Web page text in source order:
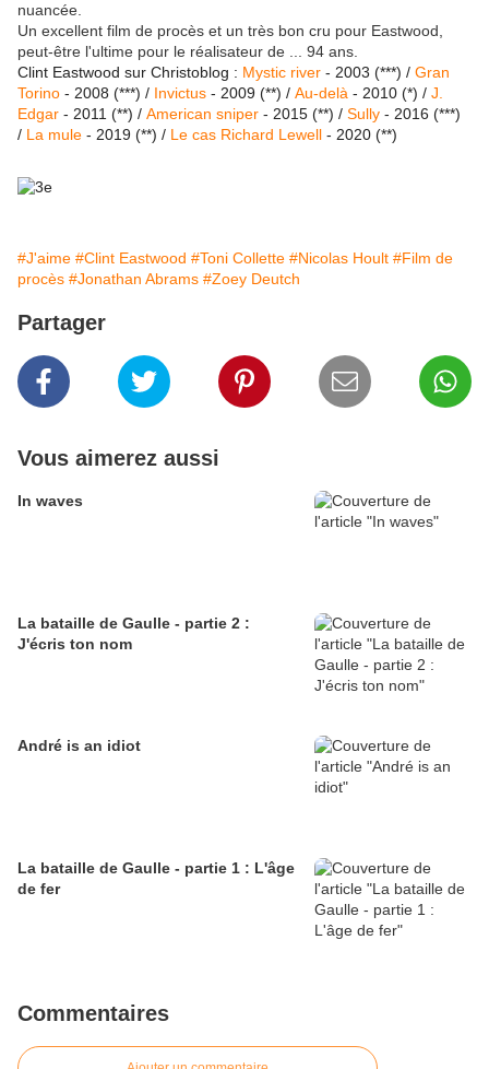
nuancée.
Un excellent film de procès et un très bon cru pour Eastwood,
peut-être l'ultime pour le réalisateur de ... 94 ans.
Clint Eastwood sur Christoblog : Mystic river - 2003 (***) / Gran
Torino - 2008 (***) / Invictus - 2009 (**) / Au-delà - 2010 (*) / J.
Edgar - 2011 (**) / American sniper - 2015 (**) / Sully - 2016 (***)
/ La mule - 2019 (**) / Le cas Richard Lewell - 2020 (**)
#J'aime #Clint Eastwood #Toni Collette #Nicolas Hoult #Film de
procès #Jonathan Abrams #Zoey Deutch
Partager
Vous aimerez aussi
In waves
La bataille de Gaulle - partie 2 :
J'écris ton nom
André is an idiot
La bataille de Gaulle - partie 1 : L'âge
de fer
Commentaires